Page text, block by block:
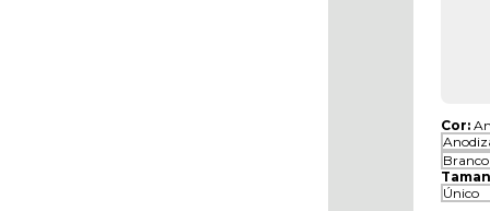
Cor:
Branco
Único